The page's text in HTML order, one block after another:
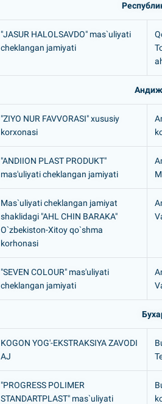
"JASUR HALOLSAVDO" mas`uliyati
cheklangan jamiyati
"ZIYO NUR FAVVORASI" xususiy
korxonasi
"ANDIION PLAST PRODUKT"
mas'uliyati cheklangan jamiyati
Mas`uliyati cheklangan jamiyat
shaklidagi "AHL CHIN BARAKA"
O`zbekiston-Xitoy qo`shma
korhonasi
"SEVEN COLOUR" mas'uliyati
cheklangan jamiyati
KOGON YOG'-EKSTRAKSIYA ZAVODI
AJ
"PROGRESS POLIMER
STANDARTPLAST" mas`uliyati